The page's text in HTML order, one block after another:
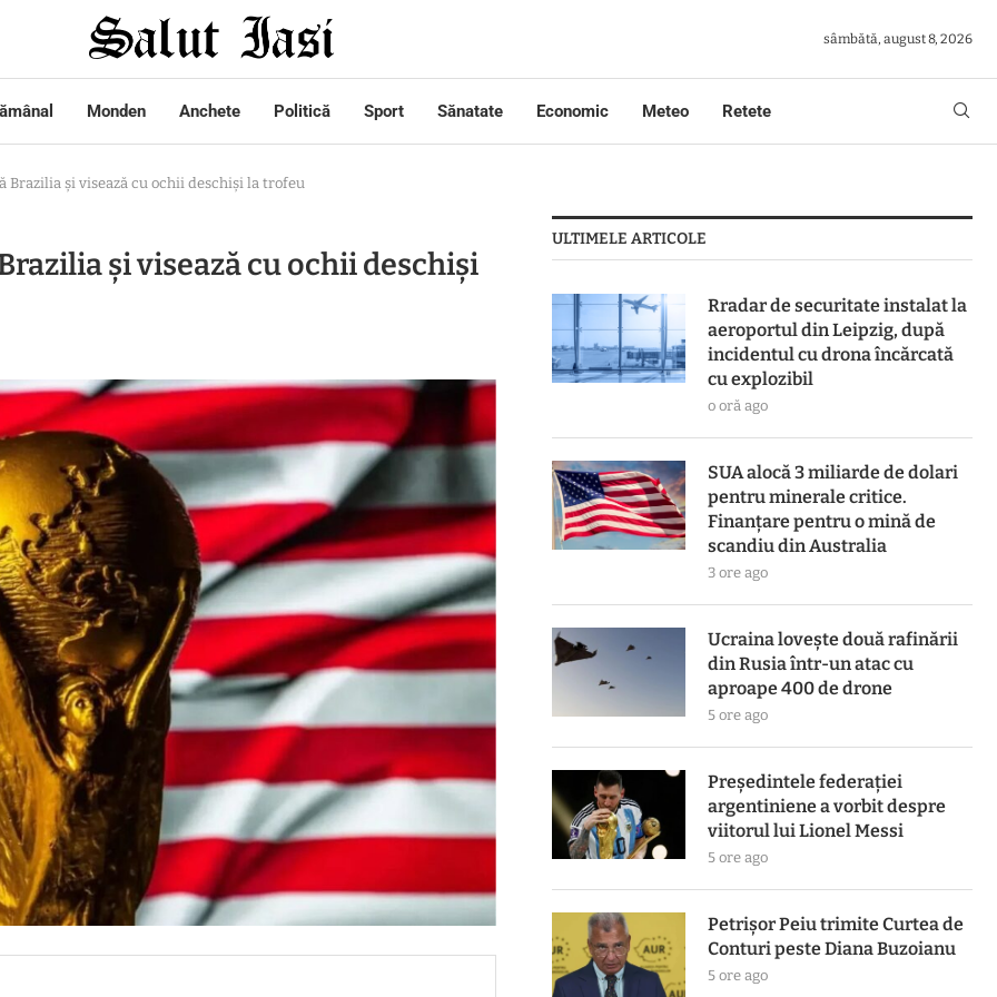
sâmbătă, august 8, 2026
Monden Anchete Politică Sport Sănatate Economic Meteo Retete
Brazilia și visează cu ochii deschiși la trofeu
și visează cu ochii deschiși
ULTIMELE ARTICOLE
Rradar de securitate instalat la
aeroportul din Leipzig, după
incidentul cu drona încărcată
cu explozibil
o oră ago
SUA alocă 3 miliarde de dolari
pentru minerale critice.
Finanțare pentru o mină de
scandiu din Australia
3 ore ago
Ucraina lovește două rafinării
din Rusia într-un atac cu
aproape 400 de drone
5 ore ago
Președintele federației
argentiniene a vorbit despre
viitorul lui Lionel Messi
5 ore ago
Petrișor Peiu trimite Curtea de
Conturi peste Diana Buzoianu
5 ore ago